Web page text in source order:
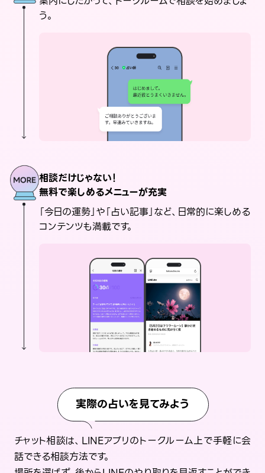
う。
相談だけじゃない！
無料で楽しめるメニューが充実
「今日の運勢」や「占い記事」など、日常的に楽しめる
コンテンツも満載です。
実際の占いを見てみよう
チャット相談は、LINEアプリのトークルーム上で手軽に会
話できる相談方法です。